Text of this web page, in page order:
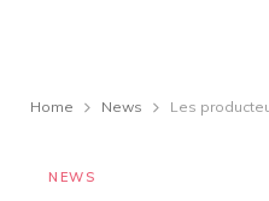
Home News
NEWS